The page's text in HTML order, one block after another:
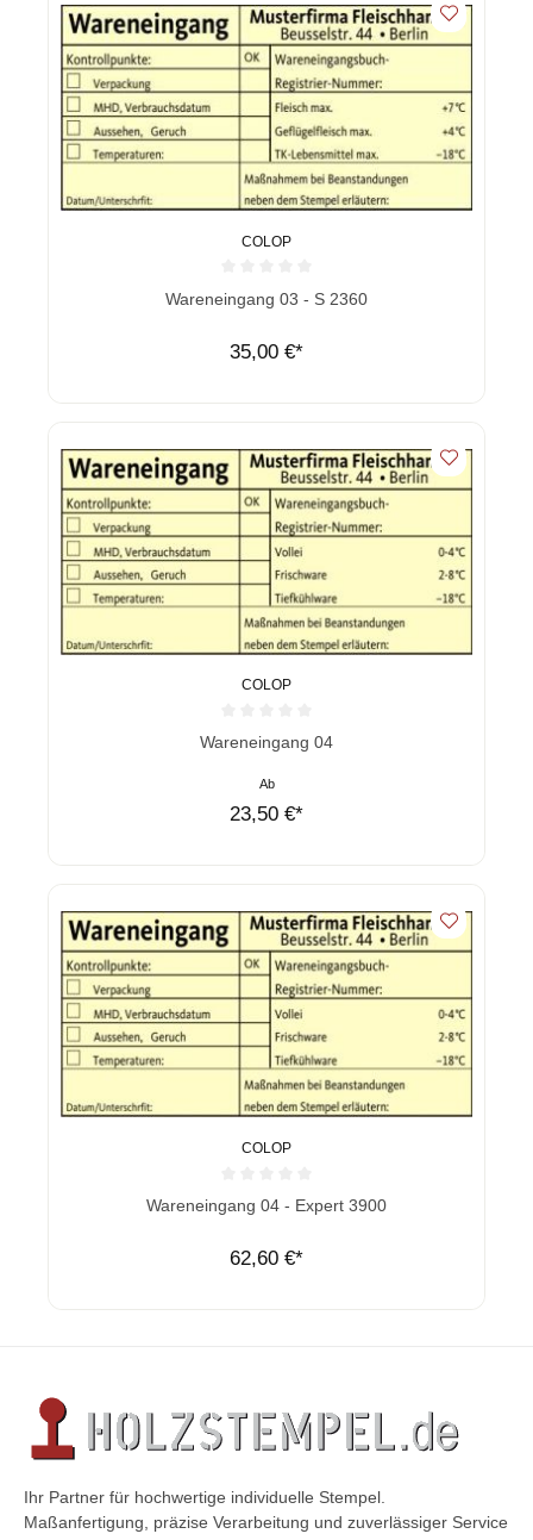
COLOP
Durchschnittliche Bewertung von 0 von 5 Sternen
Wareneingang 03 - S 2360
35,00 €*
COLOP
Durchschnittliche Bewertung von 0 von 5 Sternen
Wareneingang 04
Ab
23,50 €*
COLOP
Durchschnittliche Bewertung von 0 von 5 Sternen
Wareneingang 04 - Expert 3900
62,60 €*
Ihr Partner für hochwertige individuelle Stempel.
Maßanfertigung, präzise Verarbeitung und zuverlässiger Service